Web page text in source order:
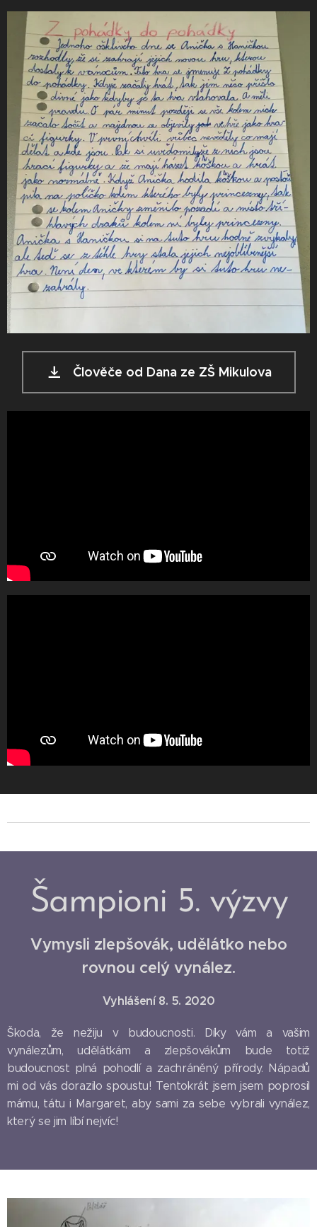
Člověče od Dana ze ZŠ Mikulova
Šampioni 5. výzvy
Vymysli zlepšovák, udělátko nebo
rovnou celý vynález.
Vyhlášení 8. 5. 2020
Škoda, že nežiju v budoucnosti. Díky vám a vašim
vynálezům, udělátkám a zlepšovákům bude totiž
budoucnost plná pohodlí a zachráněný přírody. Nápadů
mi od vás dorazilo spoustu! Tentokrát jsem jsem poprosil
mámu, tátu i Margaret, aby sami za sebe vybrali vynález,
který se jim líbí nejvíc!